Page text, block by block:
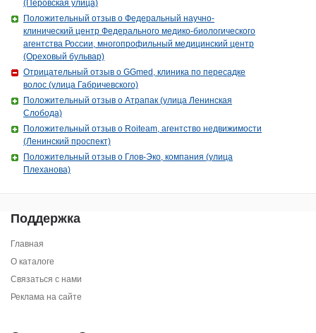
(Перовская улица)
Положительный отзыв о Федеральный научно-
клинический центр Федерального медико-биологического
агентства России, многопрофильный медицинский центр
(Ореховый бульвар)
Отрицательный отзыв о GGmed, клиника по пересадке
волос (улица Габричевского)
Положительный отзыв о Атрапак (улица Ленинская
Слобода)
Положительный отзыв о Roiteam, агентство недвижимости
(Ленинский проспект)
Положительный отзыв о Глов-Эко, компания (улица
Плеханова)
Поддержка
Главная
О каталоге
Связаться с нами
Реклама на сайте